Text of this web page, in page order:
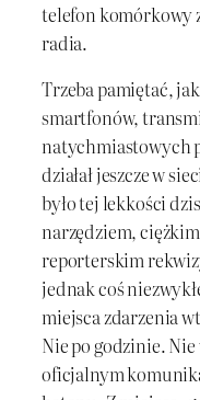
telefon komórkowy
radia.
Trzeba pamiętać,
smartfonów,
natychmiastowych
działał jeszcze w
było tej lekkości
narzędziem,
reporterskim
jednak coś
miejsca zdarzenia
Nie po godzinie.
oficjalnym